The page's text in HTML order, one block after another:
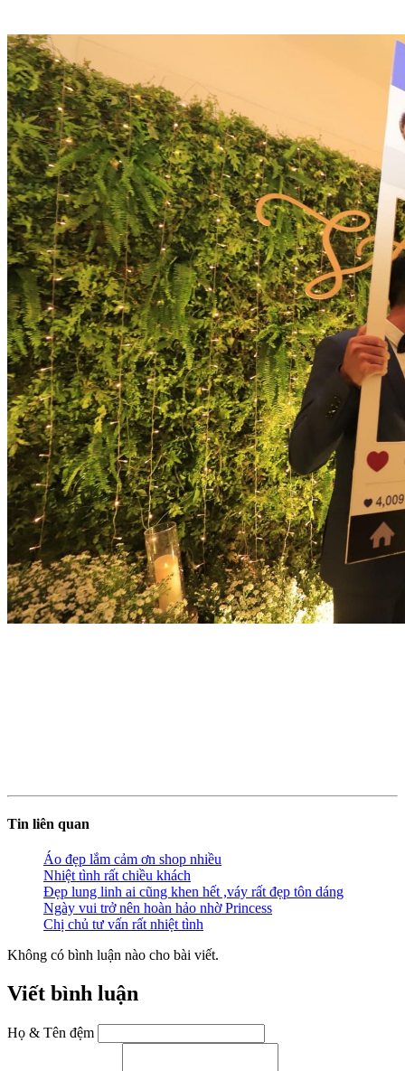
Tin liên quan
Áo đẹp lắm cảm ơn shop nhiều
Nhiệt tình rất chiều khách
Đẹp lung linh ai cũng khen hết ,váy rất đẹp tôn dáng
Ngày vui trở nên hoàn hảo nhờ Princess
Chị chủ tư vấn rất nhiệt tình
Không có bình luận nào cho bài viết.
Viết bình luận
Họ & Tên đệm